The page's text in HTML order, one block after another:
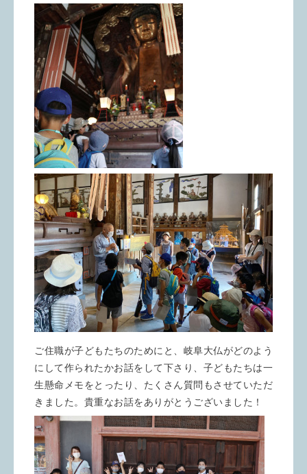
ご住職が子どもたちのためにと、岐阜大仏がどのよう
にして作られたかお話をして下さり、子どもたちは一
生懸命メモをとったり、たくさん質問もさせていただ
きました。貴重なお話をありがとうございました！